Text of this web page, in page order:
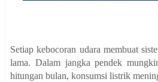
Setiap kebocoran udara membuat
lama. Dalam jangka pendek
hitungan bulan, konsumsi listrik